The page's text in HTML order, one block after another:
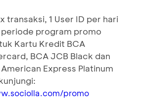
transaksi, 1 User ID per hari
program promo
Kartu Kredit BCA
BCA JCB Black dan
Express Platinum
promo